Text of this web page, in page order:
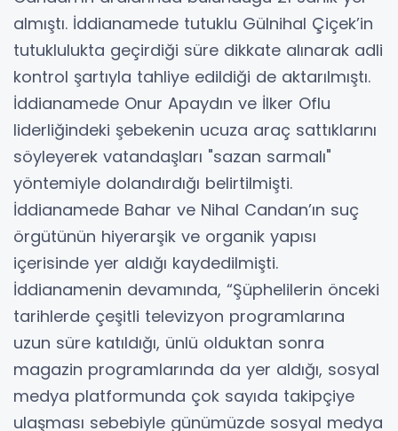
almıştı. İddianamede tutuklu Gülnihal Çiçek’in
tutuklulukta geçirdiği süre dikkate alınarak adli
kontrol şartıyla tahliye edildiği de aktarılmıştı.
İddianamede Onur Apaydın ve İlker Oflu
liderliğindeki şebekenin ucuza araç sattıklarını
söyleyerek vatandaşları "sazan sarmalı"
yöntemiyle dolandırdığı belirtilmişti.
İddianamede Bahar ve Nihal Candan’ın suç
örgütünün hiyerarşik ve organik yapısı
içerisinde yer aldığı kaydedilmişti.
İddianamenin devamında, “Şüphelilerin önceki
tarihlerde çeşitli televizyon programlarına
uzun süre katıldığı, ünlü olduktan sonra
magazin programlarında da yer aldığı, sosyal
medya platformunda çok sayıda takipçiye
ulaşması sebebiyle günümüzde sosyal medya